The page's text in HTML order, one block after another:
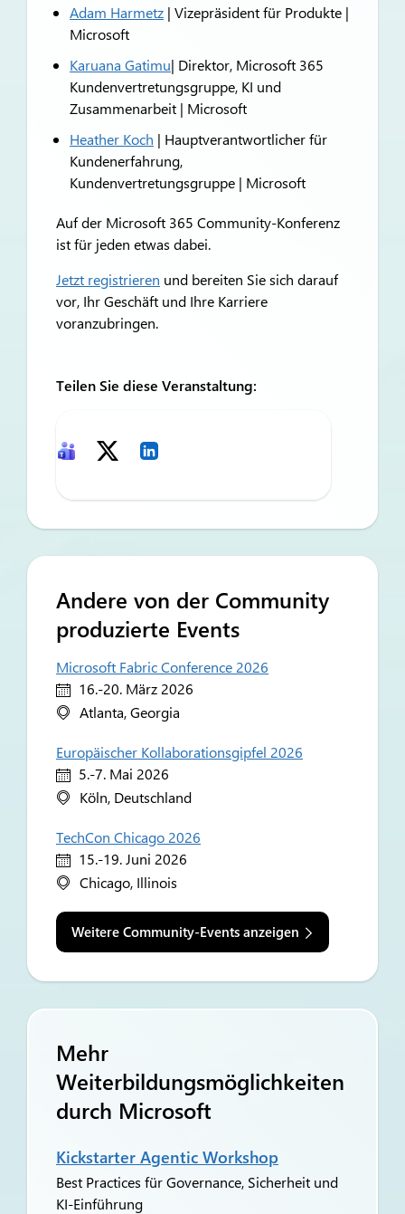
Adam Harmetz | Vizepräsident für Produkte |
Microsoft
Karuana Gatimu| Direktor, Microsoft 365
Kundenvertretungsgruppe, KI und
Zusammenarbeit | Microsoft
Heather Koch | Hauptverantwortlicher für
Kundenerfahrung,
Kundenvertretungsgruppe | Microsoft
Auf der Microsoft 365 Community-Konferenz
ist für jeden etwas dabei.
Jetzt registrieren und bereiten Sie sich darauf
vor, Ihr Geschäft und Ihre Karriere
voranzubringen.
Teilen Sie diese Veranstaltung:
Andere von der Community
produzierte Events
Microsoft Fabric Conference 2026
16.-20. März 2026
Atlanta, Georgia
Europäischer Kollaborationsgipfel 2026
5.-7. Mai 2026
Köln, Deutschland
TechCon Chicago 2026
15.-19. Juni 2026
Chicago, Illinois
Weitere Community-Events anzeigen
Mehr
Weiterbildungsmöglichkeiten
durch Microsoft
Kickstarter Agentic Workshop
Best Practices für Governance, Sicherheit und
KI-Einführung